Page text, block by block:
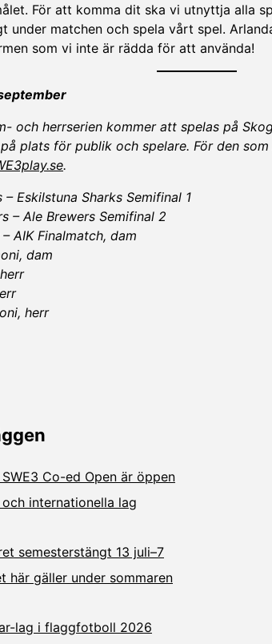
För att komma dit ska vi utnyttja alla
under matchen och spela vårt spel.
som vi inte är rädda för att använda!
och herrserien kommer att spelas på
plats för publik och spelare. För den
.
– Eskilstuna Sharks Semifinal 1
– Ale Brewers Semifinal 2
AIK Finalmatch, dam
dam
herr
Co-ed Open är öppen
internationella lag
semesterstängt 13 juli–7
här gäller under sommaren
lag i flaggfotboll 2026